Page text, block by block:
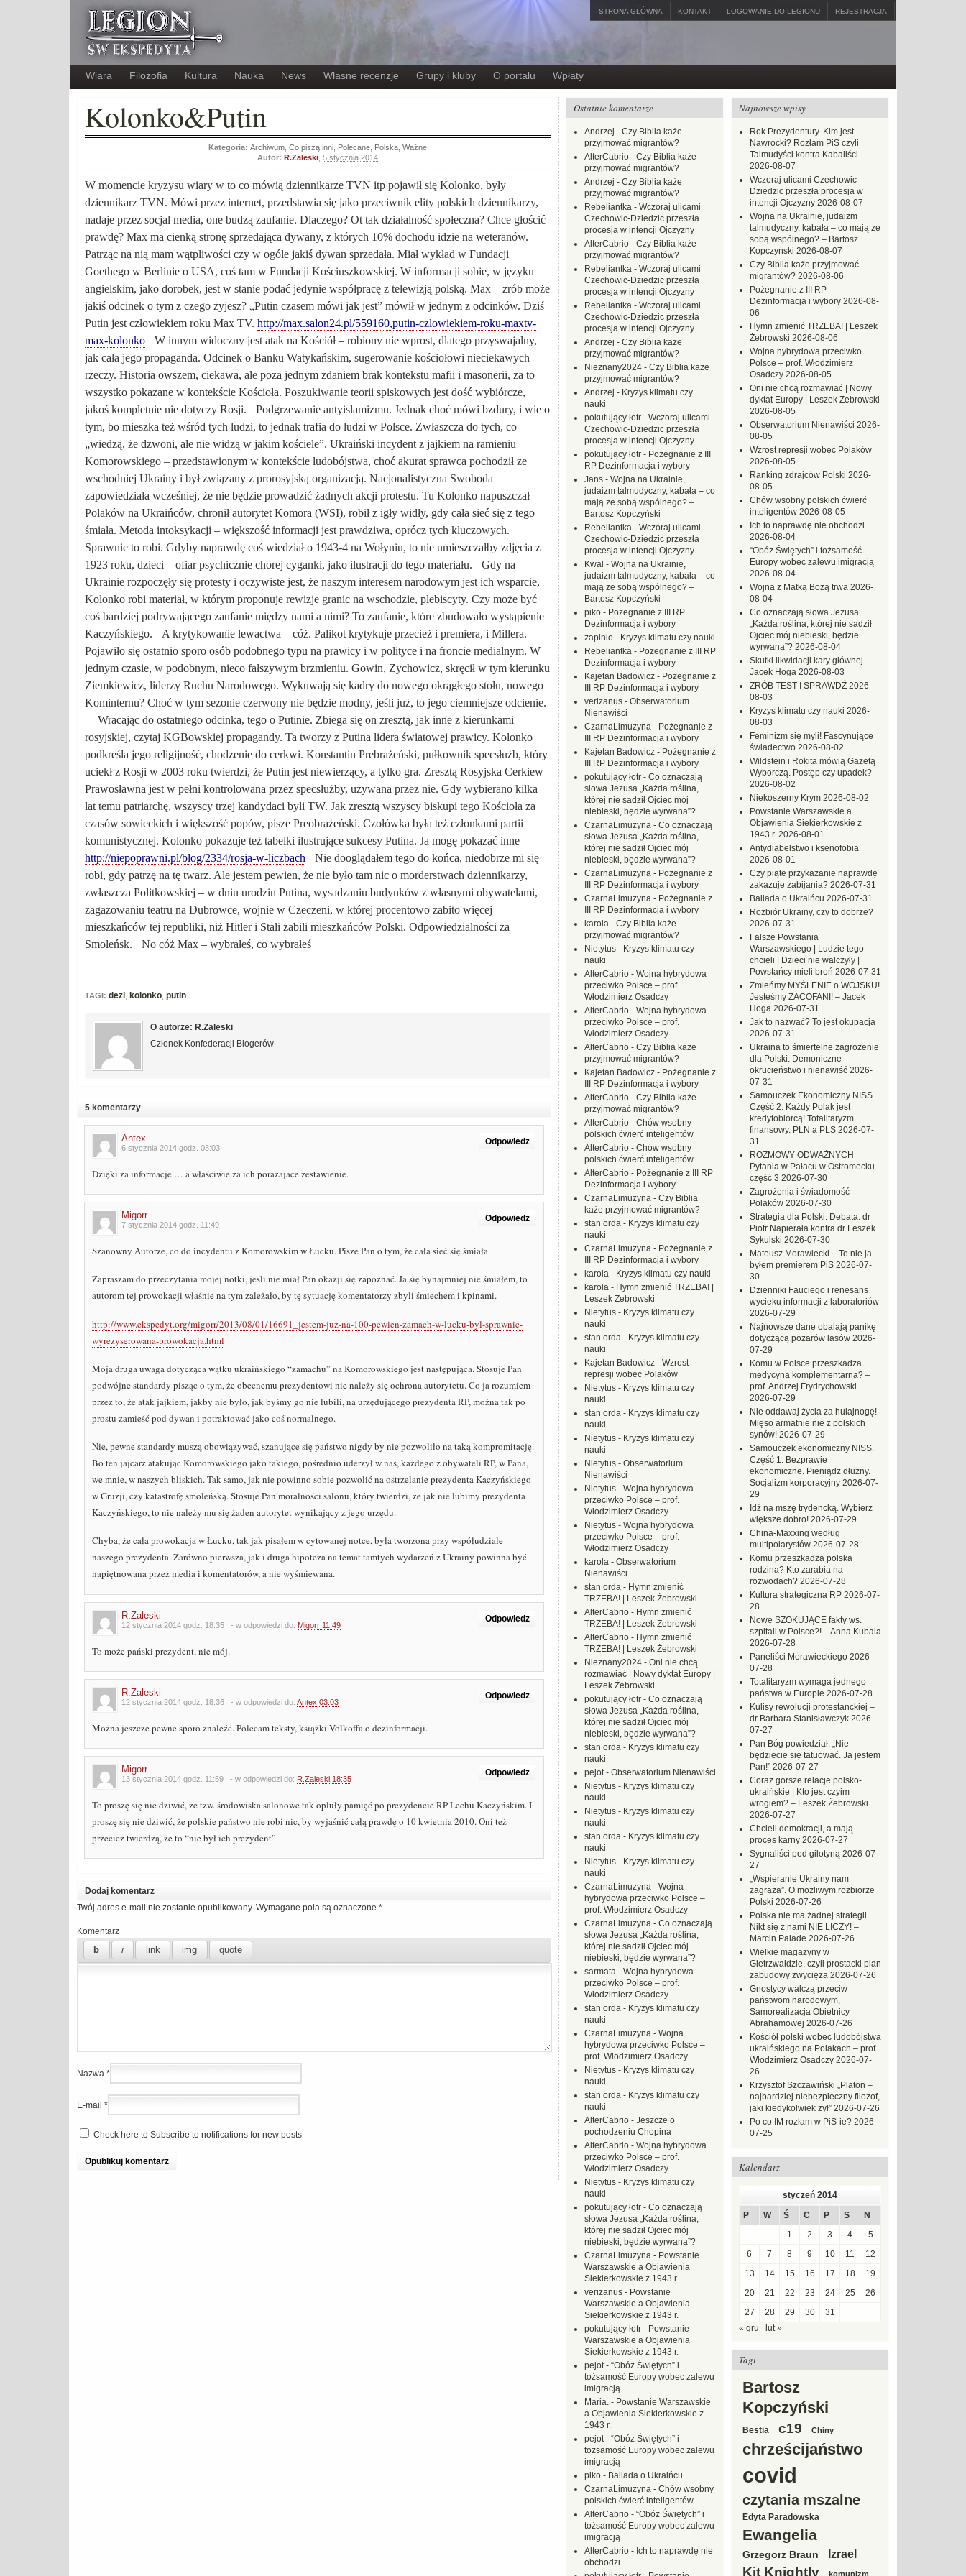
STRONA GŁÓWNA KONTAKT LOGOWANIE DO LEGIONU REJESTRACJA
Wiara Filozofia Kultura Nauka News Własne recenzje Grupy i kluby O portalu Wpłaty
Kolonko&Putin
Kategoria: Archiwum Co piszą inni Polecane Polska Ważne
Autor: R.Zaleski 5 stycznia 2014
W momencie kryzysu wiary w to co mówią dziennikarze TVN itp pojawił się Kolonko, były
dziennikarz TVN. Mówi przez internet, przedstawia się jako przeciwnik elity polskich dziennikarzy,
nadaje przez socjal media, one budzą zaufanie. Dlaczego? Ot tak działalność społeczna? Chce głościć
prawdę? Max ma cienką stronę sprzedająca dywany, z których 10% dochodu idzie na weteranów.
Patrząc na nią mam wątpliwości czy w ogóle jakiś dywan sprzedała. Miał wykład w Fundacji
Goethego w Berlinie o USA, coś tam w Fundacji Kościuszkowskiej. W informacji sobie, w języku
angielskim, jako dorobek, jest w stanie podać jedynie współpracę z telewizją polską. Max – zrób może
jakiś odcinek o tym z czego żyjesz? „Putin czasem mówi jak jest” mówił w jednym z odcinków. Dziś
Putin jest człowiekiem roku Max TV. http://max.salon24.pl/559160,putin-czlowiekiem-roku-maxtv-
max-kolonko
W innym widoczny jest atak na Kościół – robiony nie wprost, dlatego przyswajalny,
jak cała jego propaganda. Odcinek o Banku Watykańskim, sugerowanie kościołowi nieciekawych
rzeczy. Historia owszem, ciekawa, ale poza jednym zdaniem brak kontekstu mafii i masonerii, za to
wszystko pokazane w kontekście Kościoła. Poszukiwanie teorii spiskowych jest dość wybiórcze,
jakoś kompletnie nie dotyczy Rosji.
Podgrzewanie antyislamizmu. Jednak choć mówi bzdury, i wie o
tym, bo mieszka też wśród tych ludzi, to jednak trafia do ludzi w Polsce. Zwłaszcza do tych, co
„wiedzą, że dzwoni, ale nie widzą w jakim kościele”. Ukraiński incydent z jajkiem na ramieniu
Komorowskiego – przedstawionym w kontekście ludobójstwa, choć akurat sprawca pochodził ze
wschodniej Ukrainy i był związany z prorosyjską organizacją. Nacjonalistyczna Swoboda
zapowiedziała wcześniej, że nie będzie prowadzić żadnych akcji protestu. Tu Kolonko napuszczał
Polaków na Ukraińców, chronił autorytet Komora (WSI), robił z igły widły, gdy cała sieć się z tego
śmiała. Metoda intoksykacji – większość informacji jest prawdziwa, oprócz tych kluczowych.
Sprawnie to robi. Gdyby naprawdę coś wiedział o 1943-4 na Wołyniu, to nie umieszczałby zdjęcia z
1923 roku, dzieci – ofiar psychicznie chorej cyganki, jako ilustracji do tego materiału.
Gdy na
Ukrainie rozpoczęły się protesty i oczywiste jest, że naszym interesem narodowym jest ich wsparcie,
Kolonko robi materiał, w którym proponuje rewizje granic na wschodzie, plebiscyty. Czy może być
coś bardziej podrywającego zaufanie między nami a nimi? To zaufanie, które zbudowało wystąpienie
Kaczyńskiego.
A krytykowanie lewactwa – cóż. Palikot krytykuje przecież i premiera, i Millera.
Pojawiło się ostatnio sporo osób podobnego typu na prawicy i w polityce i na froncie medialnym. W
jednym czasie, w podobnym, nieco fałszywym brzmieniu. Gowin, Zychowicz, skręcił w tym kierunku
Ziemkiewicz, liderzy Ruchu Narodowego. Wykuwają się kadry do nowego okrągłego stołu, nowego
Kominternu? Choć w tym sezonie czerwony nie będzie modny, jeśli już, to jego ciemniejsze odcienie.
Wracając do ostatniego odcinka, tego o Putinie. Zbiega się on zresztą, jak inne z kierunkami
rosyjskiej, czytaj KGBowskiej propagandy. Ta tworzy z Putina lidera światowej prawicy. Kolonko
podkreśla jego religijność, chodzenie do cerkwi. Konstantin Prebrażeński, pułkownik specsłużb, który
uciekł z Rosji w 2003 roku twierdzi, że Putin jest niewierzący, a tylko gra. Zresztą Rosyjska Cerkiew
Prawosławna jest w pełni kontrolowana przez specsłużby, używana przez nie. Gdy wybierano kilka
lat temu patriarchę, wszyscy trzej kandydaci byli TW. Jak zresztą wszyscy biskupi tego Kościoła za
czasów sowieckich i większość popów, pisze Preobrażeński. Czołówka była też członkami partii
komunistycznej. Kolonko pokazuje też tabelki ilustrujące sukcesy Putina. Ja mogę pokazać inne
http://niepoprawni.pl/blog/2334/rosja-w-liczbach
Nie dooglądałem tego do końca, niedobrze mi się
robi, gdy patrzę na tę twarz. Ale jestem pewien, że nie było tam nic o morderstwach dziennikarzy,
zwłaszcza Politkowskiej – w dniu urodzin Putina, wysadzaniu budynków z własnymi obywatelami,
zagazowaniu teatru na Dubrowce, wojnie w Czeczeni, w której procentowo zabito więcej
mieszkańców tej republiki, niż Hitler i Stali zabili mieszkańców Polski. Odpowiedzialności za
Smoleńsk.
No cóż Max – wybrałeś, co wybrałeś
TAGI: dezi kolonko putin
O autorze: R.Zaleski
Członek Konfederacji Blogerów
5 komentarzy
Odpowiedz
Antex
6 stycznia 2014 godz. 03:03
Dzięki za informacje … a właściwie za ich porażajace zestawienie.
Odpowiedz
Migorr
7 stycznia 2014 godz. 11:49
Szanowny Autorze, co do incydentu z Komorowskim w Łucku. Pisze Pan o tym, że cała sieć się śmiała.
Zapraszam do przeczytania mojej notki, jeśli nie miał Pan okazji się zapoznać. Ja się bynajmniej nie śmiałem, to
autorom tej prowokacji właśnie na tym zależało, by tę sytuację komentatorzy zbyli śmiechem i kpinami.
http://www.ekspedyt.org/migorr/2013/08/01/16691_jestem-juz-na-100-pewien-zamach-w-lucku-byl-sprawnie-
wyrezyserowana-prowokacja.html
Moja druga uwaga dotycząca wątku ukraińskiego “zamachu” na Komorowskiego jest następująca. Stosuje Pan
podwójne standardy pisząc o tym, że obecnemu prezydentowi nie należy się ochrona autorytetu. Co ja rozumiem
przez to, że atak jajkiem, jakby nie było, jak byśmy go nie lubili, na urzędującego prezydenta RP, można tak po
prostu zamieść pod dywan i potraktować jako coś normalnego.
Nie, pewne standardy muszą obowiązywać, szanujące się państwo nigdy by nie pozwoliło na taką kompromitację.
Bo ten jajcarz atakując Komorowskiego jako takiego, pośrednio uderzył w nas, każdego z obywateli RP, w Pana,
we mnie, w naszych bliskich. Tak samo, jak nie powinno sobie pozwolić na ostrzelanie prezydenta Kaczyńskiego
w Gruzji, czy katastrofę smoleńską. Stosuje Pan moralności salonu, który twierdzi, że jak nie lubimy prezydenta
Kaczyńskiego, to nie należy mu się żaden autorytet wynikający z jego urzędu.
Chyba, że cała prowokacja w Łucku, tak jak pisałem w cytowanej notce, była tworzona przy współudziale
naszego prezydenta. Zarówno pierwsza, jak i druga hipoteza na temat tamtych wydarzeń z Ukrainy powinna być
napiętnowana przez media i komentatorów, a nie wyśmiewana.
Odpowiedz
R.Zaleski
12 stycznia 2014 godz. 18:35 - w odpowiedzi do: Migorr 11:49
To może pański prezydent, nie mój.
Odpowiedz
R.Zaleski
12 stycznia 2014 godz. 18:36 - w odpowiedzi do: Antex 03:03
Można jeszcze pewne sporo znaleźć. Polecam teksty, książki Volkoffa o dezinformacji.
Odpowiedz
Migorr
13 stycznia 2014 godz. 11:59 - w odpowiedzi do: R.Zaleski 18:35
To proszę się nie dziwić, że tzw. środowiska salonowe tak opluły pamięć po prezydencie RP Lechu Kaczyńskim. I
proszę się nie dziwić, że polskie państwo nie robi nic, by wyjaśnić całą prawdę o 10 kwietnia 2010. Oni też
przecież twierdzą, że to “nie był ich prezydent”.
Dodaj komentarz
Twój adres e-mail nie zostanie opublikowany. Wymagane pola są oznaczone *
Komentarz
Nazwa *
E-mail *
Check here to Subscribe to notifications for new posts
Najnowsze wpisy
Rok Prezydentury. Kim jest
Nawrocki? Rozłam PiS czyli
Talmudyści kontra Kabaliści
2026-08-07
Wczoraj ulicami Czechowic-
Dziedzic przeszła procesja w
intencji Ojczyzny 2026-08-07
Wojna na Ukrainie, judaizm
talmudyczny, kabała – co mają ze
sobą wspólnego? – Bartosz
Kopczyński 2026-08-07
Czy Biblia każe przyjmować
migrantów? 2026-08-06
Pożegnanie z III RP
Dezinformacja i wybory 2026-08-
06
Hymn zmienić TRZEBA! | Leszek
Żebrowski 2026-08-06
Wojna hybrydowa przeciwko
Polsce – prof. Włodzimierz
Osadczy 2026-08-05
Oni nie chcą rozmawiać | Nowy
dyktat Europy | Leszek Żebrowski
2026-08-05
Obserwatorium Nienawiści 2026-
08-05
Wzrost represji wobec Polaków
2026-08-05
Ranking zdrajców Polski 2026-
08-05
Chów wsobny polskich ćwierć
inteligentów 2026-08-05
Ich to naprawdę nie obchodzi
2026-08-04
“Obóz Świętych” i tożsamość
Europy wobec zalewu imigracją
2026-08-04
Wojna z Matką Bożą trwa 2026-
08-04
Co oznaczają słowa Jezusa
„Każda roślina, której nie sadził
Ojciec mój niebieski, będzie
wyrwana”? 2026-08-04
Skutki likwidacji kary głównej –
Jacek Hoga 2026-08-03
ZRÓB TEST I SPRAWDŹ 2026-
08-03
Kryzys klimatu czy nauki 2026-
08-03
Feminizm się myli! Fascynujące
świadectwo 2026-08-02
Wildstein i Rokita mówią Gazetą
Wyborczą. Postęp czy upadek?
2026-08-02
Niekoszerny Krym 2026-08-02
Powstanie Warszawskie a
Objawienia Siekierkowskie z
1943 r. 2026-08-01
Antydiabelstwo i ksenofobia
2026-08-01
Czy piąte przykazanie naprawdę
zakazuje zabijania? 2026-07-31
Ballada o Ukraińcu 2026-07-31
Rozbiór Ukrainy, czy to dobrze?
2026-07-31
Fałsze Powstania
Warszawskiego | Ludzie tego
chcieli | Dzieci nie walczyły |
Powstańcy mieli broń 2026-07-31
Zmieńmy MYŚLENIE o WOJSKU!
Jesteśmy ZACOFANI! – Jacek
Hoga 2026-07-31
Jak to nazwać? To jest okupacja
2026-07-31
Ukraina to śmiertelne zagrożenie
dla Polski. Demoniczne
okrucieństwo i nienawiść 2026-
07-31
Samouczek Ekonomiczny NISS.
Część 2. Każdy Polak jest
kredytobiorcą! Totalitaryzm
finansowy. PLN a PLS 2026-07-
31
ROZMOWY ODWAŻNYCH
Pytania w Pałacu w Ostromecku
część 3 2026-07-30
Zagrożenia i świadomość
Polaków 2026-07-30
Strategia dla Polski. Debata: dr
Piotr Napierała kontra dr Leszek
Sykulski 2026-07-30
Mateusz Morawiecki – To nie ja
byłem premierem PiS 2026-07-
30
Dzienniki Fauciego i renesans
wycieku informacji z laboratoriów
2026-07-29
Najnowsze dane obalają panikę
dotyczącą pożarów lasów 2026-
07-29
Komu w Polsce przeszkadza
medycyna komplementarna? –
prof. Andrzej Frydrychowski
2026-07-29
Nie oddawaj życia za hulajnogę!
Mięso armatnie nie z polskich
synów! 2026-07-29
Samouczek ekonomiczny NISS.
Część 1. Bezprawie
ekonomiczne. Pieniądz dłużny.
Socjalizm korporacyjny 2026-07-
29
Idź na mszę trydencką. Wybierz
większe dobro! 2026-07-29
China-Maxxing według
multipolarystów 2026-07-28
Komu przeszkadza polska
rodzina? Kto zarabia na
rozwodach? 2026-07-28
Kultura strategiczna RP 2026-07-
28
Nowe SZOKUJĄCE fakty ws.
szpitali w Polsce?! – Anna Kubala
2026-07-28
Paneliści Morawieckiego 2026-
07-28
Totalitaryzm wymaga jednego
państwa w Europie 2026-07-28
Kulisy rewolucji protestanckiej –
dr Barbara Stanisławczyk 2026-
07-27
Pan Bóg powiedział: „Nie
będziecie się tatuować. Ja jestem
Pan!” 2026-07-27
Coraz gorsze relacje polsko-
ukraińskie | Kto jest czyim
wrogiem? – Leszek Żebrowski
2026-07-27
Chcieli demokracji, a mają
proces karny 2026-07-27
Sygnaliści pod gilotyną 2026-07-
27
„Wspieranie Ukrainy nam
zagraża”. O możliwym rozbiorze
Polski 2026-07-26
Polska nie ma żadnej strategii.
Nikt się z nami NIE LICZY! –
Marcin Palade 2026-07-26
Wielkie magazyny w
Gietrzwałdzie, czyli prostacki plan
zabudowy zwycięża 2026-07-26
Gnostycy walczą przeciw
państwom narodowym,
Samorealizacja Obietnicy
Abrahamowej 2026-07-26
Kościół polski wobec ludobójstwa
ukraińskiego na Polakach – prof.
Włodzimierz Osadczy 2026-07-
26
Krzysztof Szczawiński „Platon –
najbardziej niebezpieczny filozof,
jaki kiedykolwiek żył” 2026-07-26
Po co IM rozłam w PiS-ie? 2026-
07-25
Kalendarz
styczeń 2014
P
W Ś C P S
N
1
2 3 4
5
6
7 8 9 10 11
12
13
14 15 16 17 18
19
20
21 22 23 24 25
26
27
28 29 30
31
« gru
lut »
Tagi
Bartosz
Kopczyński
Bestia c19 Chiny
chrześcijaństwo
covid
czytania mszalne
Edyta Paradowska
Ewangelia
Grzegorz Braun Izrael
Kit Knightly komunizm
Ostatnie komentarze
Andrzej - Czy Biblia każe
przyjmować migrantów?
AlterCabrio - Czy Biblia każe
przyjmować migrantów?
Andrzej - Czy Biblia każe
przyjmować migrantów?
Rebeliantka - Wczoraj ulicami
Czechowic-Dziedzic przeszła
procesja w intencji Ojczyzny
AlterCabrio - Czy Biblia każe
przyjmować migrantów?
Rebeliantka - Wczoraj ulicami
Czechowic-Dziedzic przeszła
procesja w intencji Ojczyzny
Rebeliantka - Wczoraj ulicami
Czechowic-Dziedzic przeszła
procesja w intencji Ojczyzny
Andrzej - Czy Biblia każe
przyjmować migrantów?
Nieznany2024 - Czy Biblia każe
przyjmować migrantów?
Andrzej - Kryzys klimatu czy
nauki
pokutujący łotr - Wczoraj ulicami
Czechowic-Dziedzic przeszła
procesja w intencji Ojczyzny
pokutujący łotr - Pożegnanie z III
RP Dezinformacja i wybory
Jans - Wojna na Ukrainie,
judaizm talmudyczny, kabała – co
mają ze sobą wspólnego? –
Bartosz Kopczyński
Rebeliantka - Wczoraj ulicami
Czechowic-Dziedzic przeszła
procesja w intencji Ojczyzny
Kwal - Wojna na Ukrainie,
judaizm talmudyczny, kabała – co
mają ze sobą wspólnego? –
Bartosz Kopczyński
piko - Pożegnanie z III RP
Dezinformacja i wybory
zapinio - Kryzys klimatu czy nauki
Rebeliantka - Pożegnanie z III RP
Dezinformacja i wybory
Kajetan Badowicz - Pożegnanie z
III RP Dezinformacja i wybory
verizanus - Obserwatorium
Nienawiści
CzarnaLimuzyna - Pożegnanie z
III RP Dezinformacja i wybory
Kajetan Badowicz - Pożegnanie z
III RP Dezinformacja i wybory
pokutujący łotr - Co oznaczają
słowa Jezusa „Każda roślina,
której nie sadził Ojciec mój
niebieski, będzie wyrwana”?
CzarnaLimuzyna - Co oznaczają
słowa Jezusa „Każda roślina,
której nie sadził Ojciec mój
niebieski, będzie wyrwana”?
CzarnaLimuzyna - Pożegnanie z
III RP Dezinformacja i wybory
CzarnaLimuzyna - Pożegnanie z
III RP Dezinformacja i wybory
karola - Czy Biblia każe
przyjmować migrantów?
Nietytus - Kryzys klimatu czy
nauki
AlterCabrio - Wojna hybrydowa
przeciwko Polsce – prof.
Włodzimierz Osadczy
AlterCabrio - Wojna hybrydowa
przeciwko Polsce – prof.
Włodzimierz Osadczy
AlterCabrio - Czy Biblia każe
przyjmować migrantów?
Kajetan Badowicz - Pożegnanie z
III RP Dezinformacja i wybory
AlterCabrio - Czy Biblia każe
przyjmować migrantów?
AlterCabrio - Chów wsobny
polskich ćwierć inteligentów
AlterCabrio - Chów wsobny
polskich ćwierć inteligentów
AlterCabrio - Pożegnanie z III RP
Dezinformacja i wybory
CzarnaLimuzyna - Czy Biblia
każe przyjmować migrantów?
stan orda - Kryzys klimatu czy
nauki
CzarnaLimuzyna - Pożegnanie z
III RP Dezinformacja i wybory
karola - Kryzys klimatu czy nauki
karola - Hymn zmienić TRZEBA! |
Leszek Żebrowski
Nietytus - Kryzys klimatu czy
nauki
stan orda - Kryzys klimatu czy
nauki
Kajetan Badowicz - Wzrost
represji wobec Polaków
Nietytus - Kryzys klimatu czy
nauki
stan orda - Kryzys klimatu czy
nauki
Nietytus - Kryzys klimatu czy
nauki
Nietytus - Obserwatorium
Nienawiści
Nietytus - Wojna hybrydowa
przeciwko Polsce – prof.
Włodzimierz Osadczy
Nietytus - Wojna hybrydowa
przeciwko Polsce – prof.
Włodzimierz Osadczy
karola - Obserwatorium
Nienawiści
stan orda - Hymn zmienić
TRZEBA! | Leszek Żebrowski
AlterCabrio - Hymn zmienić
TRZEBA! | Leszek Żebrowski
AlterCabrio - Hymn zmienić
TRZEBA! | Leszek Żebrowski
Nieznany2024 - Oni nie chcą
rozmawiać | Nowy dyktat Europy |
Leszek Żebrowski
pokutujący łotr - Co oznaczają
słowa Jezusa „Każda roślina,
której nie sadził Ojciec mój
niebieski, będzie wyrwana”?
stan orda - Kryzys klimatu czy
nauki
pejot- Obserwatorium Nienawiści
Nietytus - Kryzys klimatu czy
nauki
Nietytus - Kryzys klimatu czy
nauki
stan orda - Kryzys klimatu czy
nauki
Nietytus - Kryzys klimatu czy
nauki
CzarnaLimuzyna - Wojna
hybrydowa przeciwko Polsce –
prof. Włodzimierz Osadczy
CzarnaLimuzyna - Co oznaczają
słowa Jezusa „Każda roślina,
której nie sadził Ojciec mój
niebieski, będzie wyrwana”?
sarmata - Wojna hybrydowa
przeciwko Polsce – prof.
Włodzimierz Osadczy
stan orda - Kryzys klimatu czy
nauki
CzarnaLimuzyna - Wojna
hybrydowa przeciwko Polsce –
prof. Włodzimierz Osadczy
Nietytus - Kryzys klimatu czy
nauki
stan orda - Kryzys klimatu czy
nauki
AlterCabrio - Jeszcze o
pochodzeniu Chopina
AlterCabrio - Wojna hybrydowa
przeciwko Polsce – prof.
Włodzimierz Osadczy
Nietytus - Kryzys klimatu czy
nauki
pokutujący łotr - Co oznaczają
słowa Jezusa „Każda roślina,
której nie sadził Ojciec mój
niebieski, będzie wyrwana”?
CzarnaLimuzyna - Powstanie
Warszawskie a Objawienia
Siekierkowskie z 1943 r.
verizanus - Powstanie
Warszawskie a Objawienia
Siekierkowskie z 1943 r.
pokutujący łotr - Powstanie
Warszawskie a Objawienia
Siekierkowskie z 1943 r.
pejot- “Obóz Świętych” i
tożsamość Europy wobec zalewu
imigracją
Maria. - Powstanie Warszawskie
a Objawienia Siekierkowskie z
1943 r.
pejot- “Obóz Świętych” i
tożsamość Europy wobec zalewu
imigracją
piko - Ballada o Ukraińcu
CzarnaLimuzyna - Chów wsobny
polskich ćwierć inteligentów
AlterCabrio - “Obóz Świętych” i
tożsamość Europy wobec zalewu
imigracją
AlterCabrio - Ich to naprawdę nie
obchodzi